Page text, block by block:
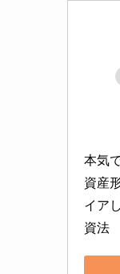
本気
資産
イア
資法